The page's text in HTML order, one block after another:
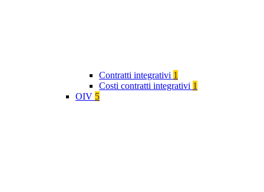
Contratti integrativi 1
Costi contratti integrativi 1
OIV 5